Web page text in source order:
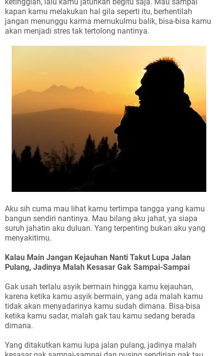
kapan kamu melakukan hal gila seperti itu, berhentilah
jangan menunggu karma memukulmu balik, bisa-bisa kamu
akan menjadi stres tak tertolong nantinya.
Aku sih cuma mau lihat kamu tertimpa tangga yang kamu
bangun sendiri nantinya. Mau bilang aku jahat, ya siapa
suruh jahatin aku duluan. Yang terpenting bukan aku yang
menyakitimu.
Kalau Main Jangan Kejauhan Nanti Takut Lupa Jalan
Pulang, Jadinya Malah Kesasar Gak Sampai-Sampai
Gak usah terlalu asyik bermain hingga kamu kejauhan,
karena ketika kamu asyik bermain, yang ada malah kamu
tidak akan menyadarinya kamu sudah dimana. Bisa-bisa
ketika kamu sadar, malah gak tau kamu sedang berada
dimana.
Yang ditakutkan kamu lupa jalan pulang, jadinya malah